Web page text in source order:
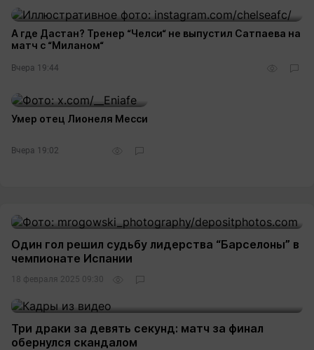
А где Дастан? Тренер “Челси“ не выпустил Сатпаева на
матч с “Миланом“
Вчера 19:44
Умер отец Лионеля Месси
Вчера 19:02
Один гол решил судьбу лидерства “Барселоны” в
чемпионате Испании
18 февраля 2025 09:30
Три драки за девять секунд: матч за финал
обернулся скандалом